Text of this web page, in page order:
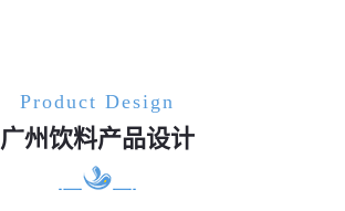
Product Design
广州饮料产品设计